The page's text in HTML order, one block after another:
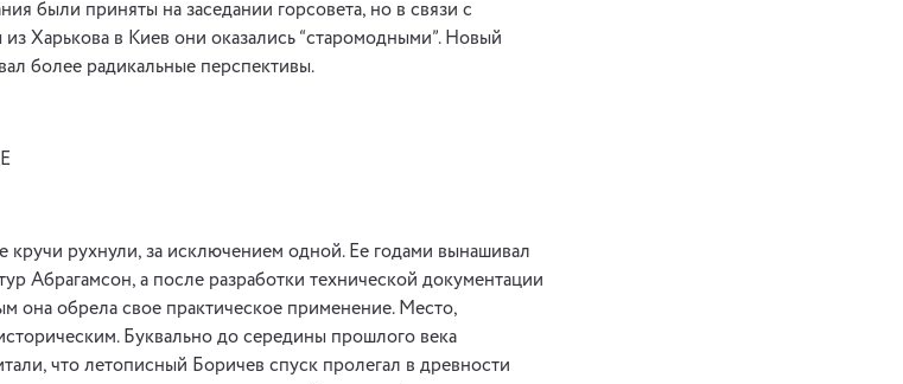
были приняты на заседании горсовета, но в связи с
Харькова в Киев они оказались “старомодными”. Новый
более радикальные перспективы.
кручи рухнули, за исключением одной. Ее годами вынашивал
Абрагамсон, а после разработки технической документации
обрела свое практическое применение. Место,
Буквально до середины прошлого века
что летописный Боричев спуск пролегал в древности